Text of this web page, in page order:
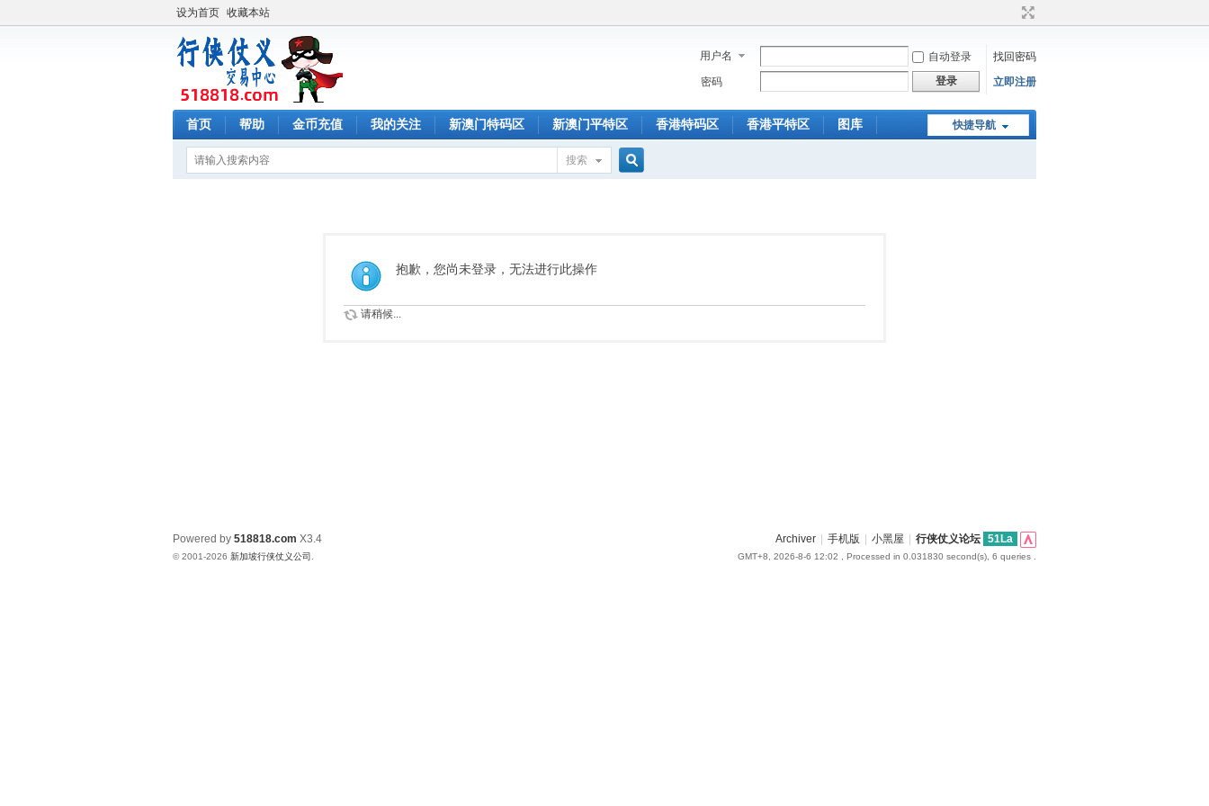
设为首页 收藏本站
用户名 自动登录
找回密码
密码
登录 立即注册
快捷导航
首页 帮助 金币充值 我的关注 新澳门特码区 新澳门平特区 香港特码区 香港平特区 图库
搜索
抱歉，您尚未登录，无法进行此操作
请稍候...
Archiver 手机版 小黑屋 行侠仗义论坛 51La
GMT+8, 2026-8-6 12:02 , Processed in 0.031830 second(s), 6 queries .
Powered by 518818.com X3.4
© 2001-2026 新加坡行侠仗义公司